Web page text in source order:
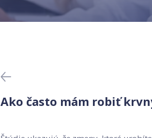
Ako často mám robiť